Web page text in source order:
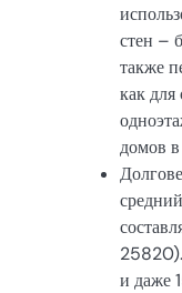
стен –
также
как для
домов в
25820).
и даже